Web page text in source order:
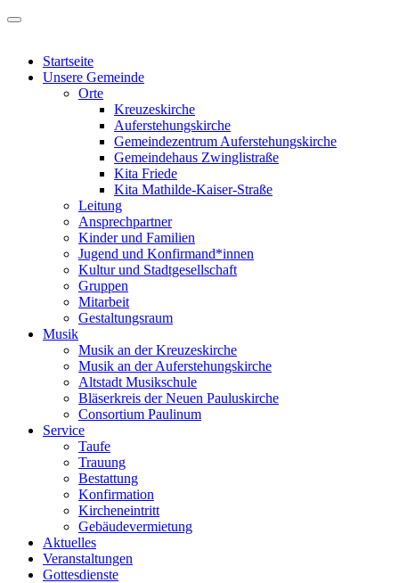
Startseite
Unsere Gemeinde
Orte
Kreuzeskirche
Auferstehungskirche
Gemeindezentrum Auferstehungskirche
Gemeindehaus Zwinglistraße
Kita Friede
Kita Mathilde-Kaiser-Straße
Leitung
Ansprechpartner
Kinder und Familien
Jugend und Konfirmand*innen
Kultur und Stadtgesellschaft
Gruppen
Mitarbeit
Gestaltungsraum
Musik
Musik an der Kreuzeskirche
Musik an der Auferstehungskirche
Altstadt Musikschule
Bläserkreis der Neuen Pauluskirche
Consortium Paulinum
Service
Taufe
Trauung
Bestattung
Konfirmation
Kircheneintritt
Gebäudevermietung
Aktuelles
Veranstaltungen
Gottesdienste